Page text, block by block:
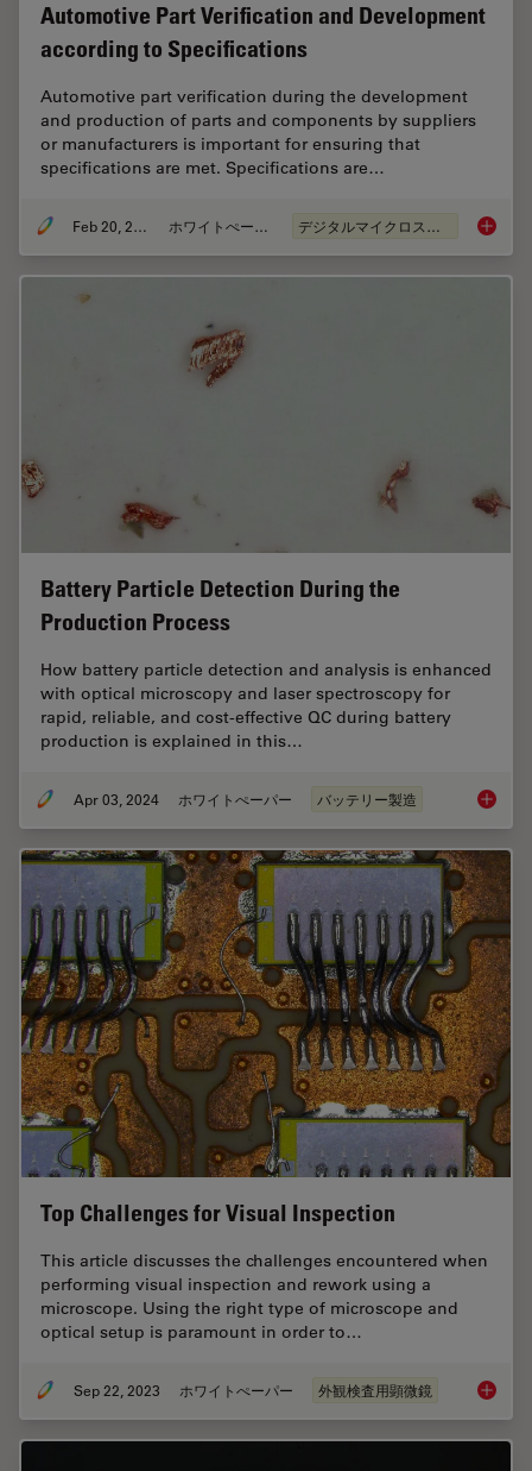
Automotive Part Verification and Development
according to Specifications
Automotive part verification during the development
and production of parts and components by suppliers
or manufacturers is important for ensuring that
specifications are met. Specifications are…
Feb 20, 2025 ホワイトぺーパー デジタルマイクロスコープ
Battery Particle Detection During the
Production Process
How battery particle detection and analysis is enhanced
with optical microscopy and laser spectroscopy for
rapid, reliable, and cost-effective QC during battery
production is explained in this…
Apr 03, 2024 ホワイトぺーパー バッテリー製造 Battery
Top Challenges for Visual Inspection
This article discusses the challenges encountered when
performing visual inspection and rework using a
microscope. Using the right type of microscope and
optical setup is paramount in order to…
Sep 22, 2023 ホワイトぺーパー 外観検査用顕微鏡 Top